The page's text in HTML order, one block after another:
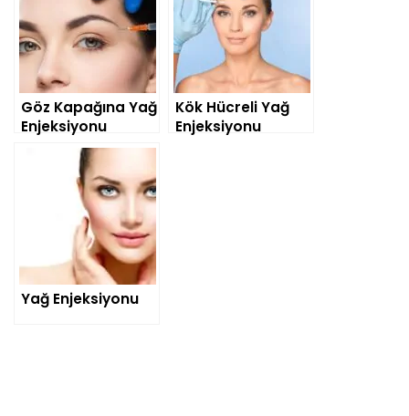
Göz Kapağına Yağ
Enjeksiyonu
Kök Hücreli Yağ
Enjeksiyonu
Yağ Enjeksiyonu